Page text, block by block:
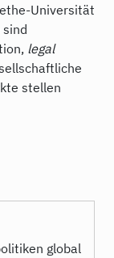
Universität
legal
stellen
global